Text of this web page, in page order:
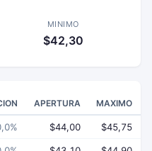
MINIMO
$42,30
APERTURA MAXIMO
$44,00 $45,75